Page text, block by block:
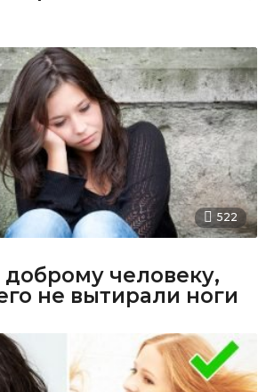
522
доброму человеку,
не вытирали ноги